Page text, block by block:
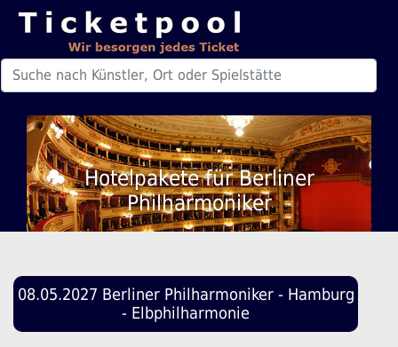
Hotelpakete für Berliner
Philharmoniker
08.05.2027 Berliner Philharmoniker - Hamburg
- Elbphilharmonie